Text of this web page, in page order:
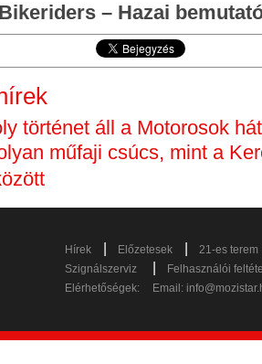
– Hazai
történet áll a Motorosok
műfaji csúcs, mint a
Hírek Előzetesek
21-es terem
Szignálszerviz
Felhasználói
Elérhetőségek:
Email: